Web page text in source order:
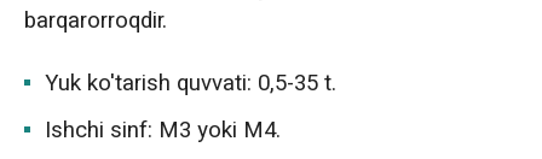
barqarorroqdir.
Yuk ko'tarish quvvati: 0,5-35 t.
Ishchi sinf: M3 yoki M4.